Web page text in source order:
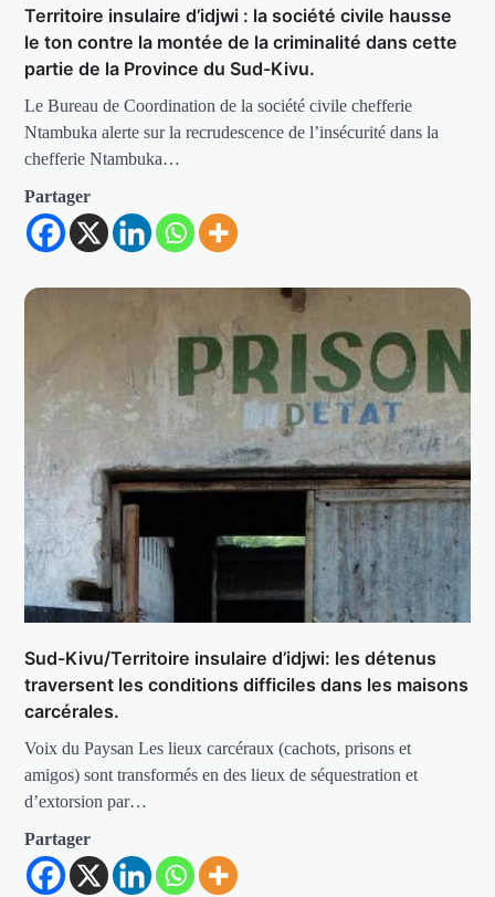
Territoire insulaire d’idjwi : la société civile hausse
le ton contre la montée de la criminalité dans cette
partie de la Province du Sud-Kivu.
Le Bureau de Coordination de la société civile chefferie
Ntambuka alerte sur la recrudescence de l’insécurité dans la
chefferie Ntambuka…
Partager
Sud-Kivu/Territoire insulaire d’idjwi: les détenus
traversent les conditions difficiles dans les maisons
carcérales.
Voix du Paysan Les lieux carcéraux (cachots, prisons et
amigos) sont transformés en des lieux de séquestration et
d’extorsion par…
Partager